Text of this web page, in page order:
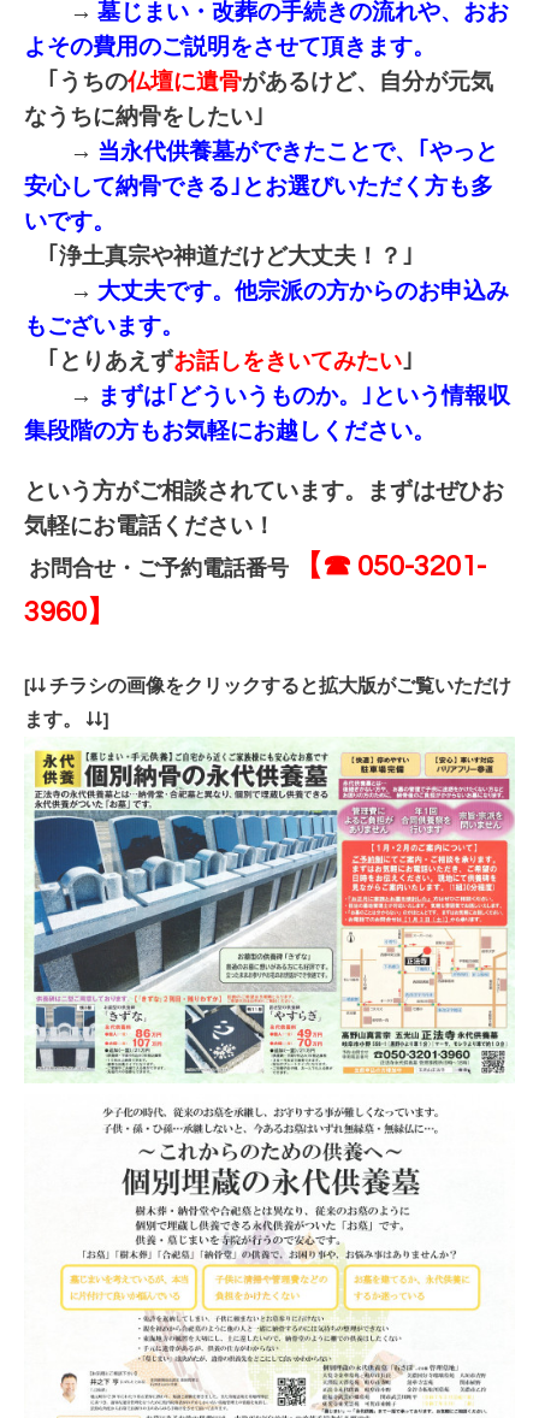
→ 墓じまい・改葬の手続きの流れや、おお
よその費用のご説明をさせて頂きます。
｢うちの仏壇に遺骨があるけど、自分が元気
なうちに納骨をしたい｣
→ 当永代供養墓ができたことで、｢やっと
安心して納骨できる｣とお選びいただく方も多
いです。
｢浄土真宗や神道だけど大丈夫！？｣
→ 大丈夫です。他宗派の方からのお申込み
もございます。
｢とりあえずお話しをきいてみたい｣
→ まずは｢どういうものか。｣という情報収
集段階の方もお気軽にお越しください。
という方がご相談されています。まずはぜひお
気軽にお電話ください！
お問合せ・ご予約電話番号
【☎ 050-3201-
3960】
[↓↓ チラシの画像をクリックすると拡大版がご覧いただけ
ます。 ↓↓]